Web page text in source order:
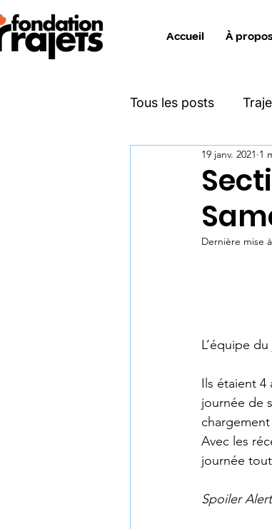
Accueil À
Tous les posts
Katimavik
Projet Zéro Déchet
19 janv. 2021 1
Dernière mise
L’équipe
Ils étaient 4
journée de
Avec les
journée
Spoiler